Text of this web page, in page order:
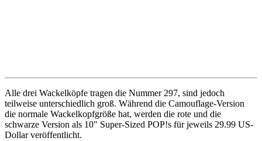
Alle drei Wackelköpfe tragen die Nummer 297, sind jedoch
teilweise unterschiedlich groß. Während die Camouflage-Version
die normale Wackelkopfgröße hat, werden die rote und die
schwarze Version als 10″ Super-Sized POP!s für jeweils 29.99 US-
Dollar veröffentlicht.